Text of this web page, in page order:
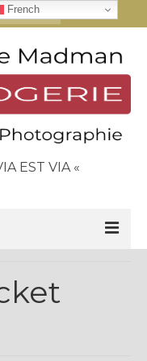
EST VIA «
French